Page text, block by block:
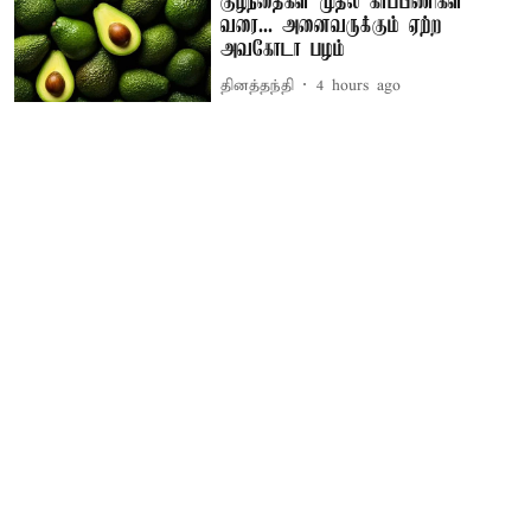
வரை... அனைவருக்கும் ஏற்ற
அவகோடா பழம்
தினத்தந்தி 4 hours ago